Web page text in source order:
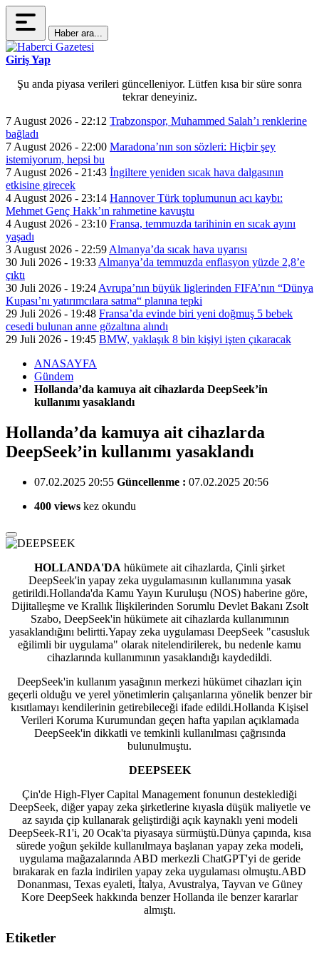
Haber ara...
Giriş Yap
Şu anda piyasa verileri güncelleniyor. Lütfen kısa bir süre sonra
tekrar deneyiniz.
7 August 2026 - 22:12 Trabzonspor, Muhammed Salah’ı renklerine
bağladı
7 August 2026 - 22:00 Maradona’nın son sözleri: Hiçbir şey
istemiyorum, hepsi bu
7 August 2026 - 21:43 İngiltere yeniden sıcak hava dalgasının
etkisine girecek
4 August 2026 - 23:14 Hannover Türk toplumunun acı kaybı:
Mehmet Genç Hakk’ın rahmetine kavuştu
4 August 2026 - 23:10 Fransa, temmuzda tarihinin en sıcak ayını
yaşadı
3 August 2026 - 22:59 Almanya’da sıcak hava uyarısı
30 Juli 2026 - 19:33 Almanya’da temmuzda enflasyon yüzde 2,8’e
çıktı
30 Juli 2026 - 19:24 Avrupa’nın büyük liglerinden FIFA’nın “Dünya
Kupası’nı yatırımcılara satma“ planına tepki
29 Juli 2026 - 19:48 Fransa’da evinde biri yeni doğmuş 5 bebek
cesedi bulunan anne gözaltına alındı
29 Juli 2026 - 19:45 BMW, yaklaşık 8 bin kişiyi işten çıkaracak
ANASAYFA
Gündem
Hollanda’da kamuya ait cihazlarda DeepSeek’in
kullanımı yasaklandı
Hollanda’da kamuya ait cihazlarda
DeepSeek’in kullanımı yasaklandı
07.02.2025 20:55 Güncellenme : 07.02.2025 20:56
400 views kez okundu
HOLLANDA'DA hükümete ait cihazlarda, Çinli şirket
DeepSeek'in yapay zeka uygulamasının kullanımına yasak
getirildi.Hollanda'da Kamu Yayın Kuruluşu (NOS) haberine göre,
Dijitalleşme ve Krallık İlişkilerinden Sorumlu Devlet Bakanı Zsolt
Szabo, DeepSeek'in hükümete ait cihazlarda kullanımının
yasaklandığını belirtti.Yapay zeka uygulaması DeepSeek "casusluk
eğilimli bir uygulama" olarak nitelendirilerek, bu nedenle kamu
cihazlarında kullanımının yasaklandığı kaydedildi.
DeepSeek'in kullanım yasağının merkezi hükümet cihazları için
geçerli olduğu ve yerel yönetimlerin çalışanlarına yönelik benzer bir
kısıtlamayı kendilerinin getirebileceği ifade edildi.Hollanda Kişisel
Verileri Koruma Kurumundan geçen hafta yapılan açıklamada
DeepSeek'in dikkatli ve temkinli kullanılması çağrısında
bulunulmuştu.
DEEPSEEK
Çin'de High-Flyer Capital Management fonunun desteklediği
DeepSeek, diğer yapay zeka şirketlerine kıyasla düşük maliyetle ve
az sayıda çip kullanarak geliştirdiği açık kaynaklı yeni modeli
DeepSeek-R1'i, 20 Ocak'ta piyasaya sürmüştü.Dünya çapında, kısa
sürede yoğun şekilde kullanılmaya başlanan yapay zeka modeli,
uygulama mağazalarında ABD merkezli ChatGPT'yi de geride
bırakarak en fazla indirilen yapay zeka uygulaması olmuştu.ABD
Donanması, Texas eyaleti, İtalya, Avustralya, Tayvan ve Güney
Kore DeepSeek hakkında benzer Hollanda ile benzer kararlar
almıştı.
Etiketler